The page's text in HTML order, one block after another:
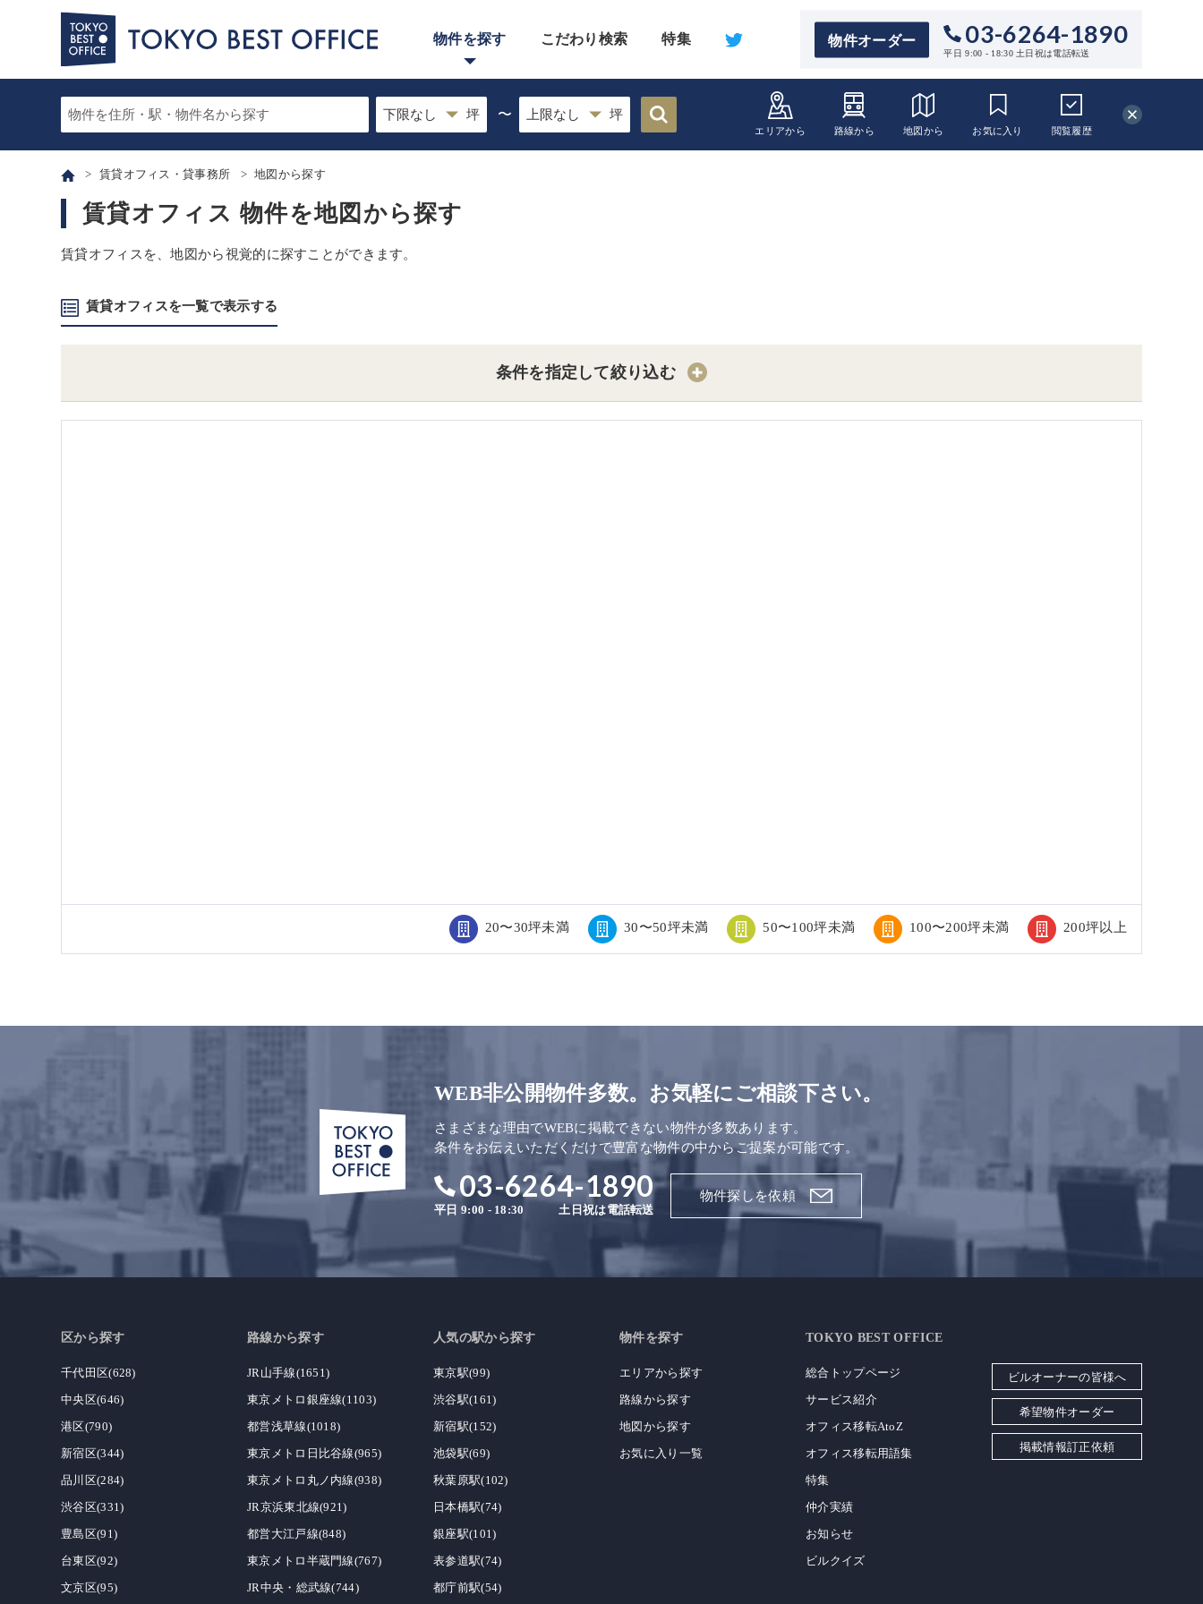
物件オーダー 03-6264-1890
平日 9:00 - 18:30 土日祝は電話転送
物件を探す こだわり検索 特集
エリアから 路線から 地図から お気に入り 閲覧履歴
〜
賃貸オフィス・貸事務所 地図から探す
賃貸オフィス 物件を地図から探す
賃貸オフィスを、地図から視覚的に探すことができます。
賃貸オフィスを一覧で表示する
条件を指定して絞り込む
20〜30坪未満 30〜50坪未満 50〜100坪未満 100〜200坪未満 200坪以上
WEB非公開物件多数。お気軽にご相談下さい。
さまざまな理由でWEBに掲載できない物件が多数あります。
条件をお伝えいただくだけで豊富な物件の中からご提案が可能です。
03-6264-1890
平日 9:00 - 18:30 土日祝は電話転送
物件探しを依頼
区から探す
千代田区(628)
中央区(646)
港区(790)
新宿区(344)
品川区(284)
渋谷区(331)
豊島区(91)
台東区(92)
文京区(95)
路線から探す
JR山手線(1651)
東京メトロ銀座線(1103)
都営浅草線(1018)
東京メトロ日比谷線(965)
東京メトロ丸ノ内線(938)
JR京浜東北線(921)
都営大江戸線(848)
東京メトロ半蔵門線(767)
JR中央・総武線(744)
人気の駅から探す
東京駅(99)
渋谷駅(161)
新宿駅(152)
池袋駅(69)
秋葉原駅(102)
日本橋駅(74)
銀座駅(101)
表参道駅(74)
都庁前駅(54)
物件を探す
エリアから探す
路線から探す
地図から探す
お気に入り一覧
TOKYO BEST OFFICE
総合トップページ
サービス紹介
オフィス移転AtoZ
オフィス移転用語集
特集
仲介実績
お知らせ
ビルクイズ
ビルオーナーの皆様へ
希望物件オーダー
掲載情報訂正依頼